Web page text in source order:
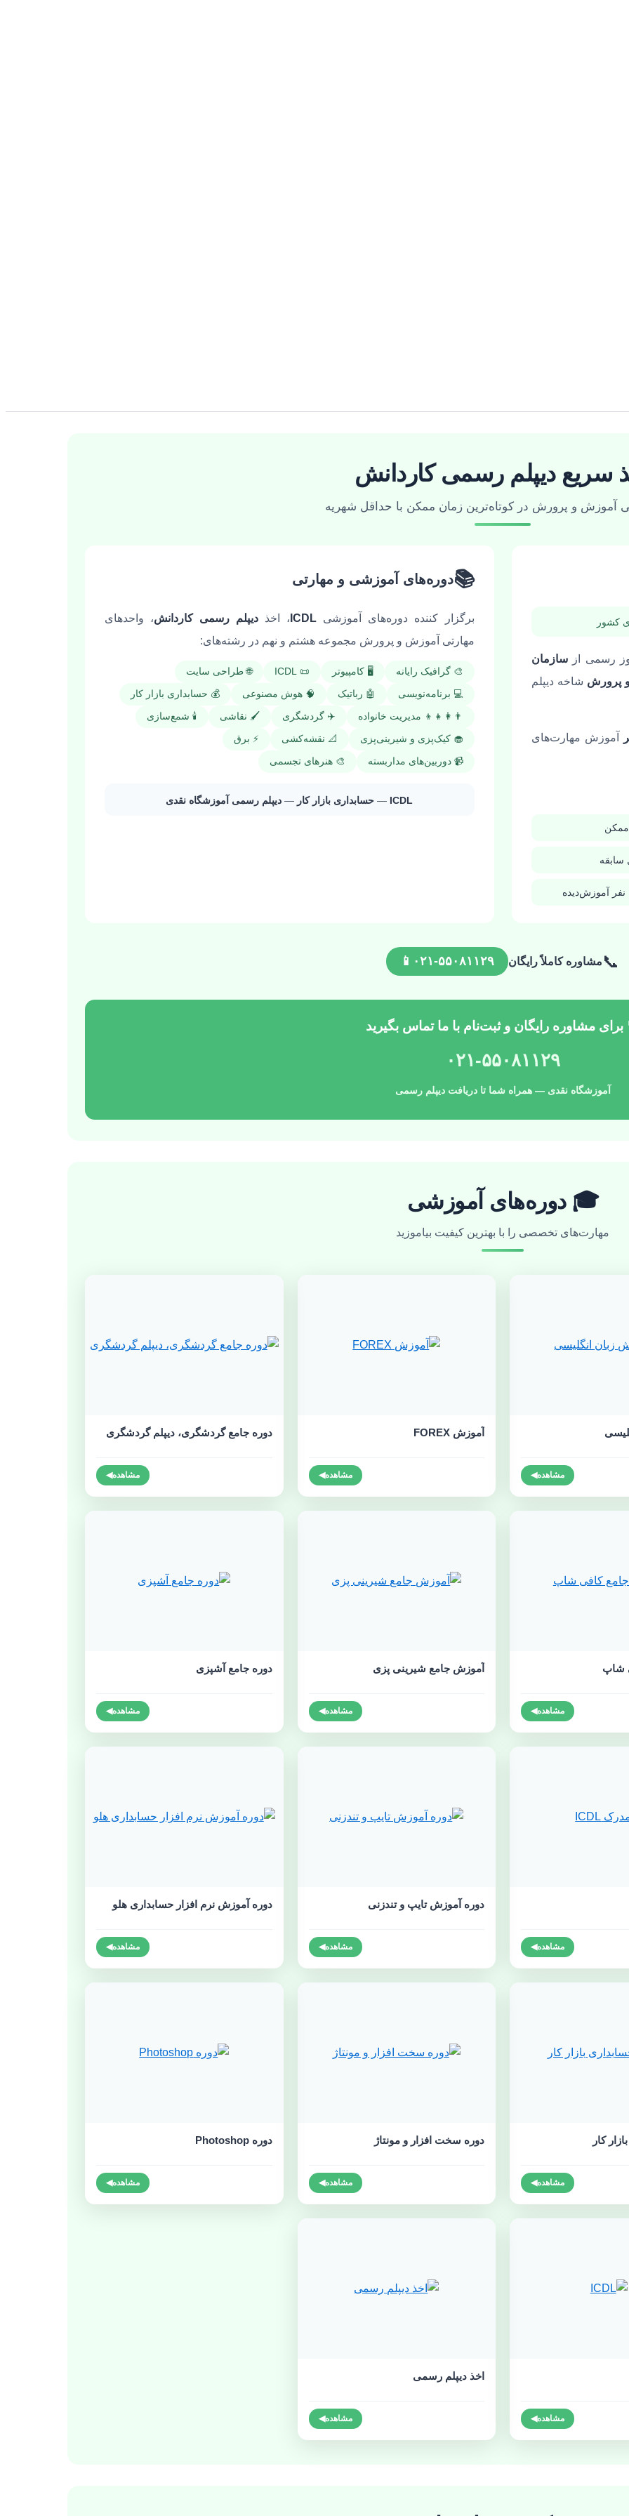
سریع دیپلم رسمی کاردانش
آموزش و پرورش در کوتاه‌ترین زمان ممکن با حداقل شهریه
کشور
رسمی ازسازمان
پرورش شاخه دیپلم
آموزش مهارت‌های
ممکن
📚دوره‌های آموزشی و مهارتی
برگزار کننده دوره‌های آموزشی ICDL ، اخذ دیپلم رسمی کاردانش، واحدهای
مهارتی آموزش و پرورش مجموعه هشتم و نهم در رشته‌های:
🎨 گرافیک رایانه 🖥️ کامپیوتر 📜 ICDL 🌐 طراحی سایت
💻 برنامه‌نویسی 🤖 رباتیک 🧠 هوش مصنوعی 💰 حسابداری بازار کار
👨‍👩‍👧‍👦 مدیریت خانواده ✈️ گردشگری 🖌️ نقاشی 🕯️ شمع‌سازی
🧁 کیک‌پزی و شیرینی‌پزی 📐 نقشه‌کشی ⚡ برق
📹 دوربین‌های مداربسته 🎨 هنرهای تجسمی
ICDL
— حسابداری بازار کار — دیپلم رسمی آموزشگاه نقدی
📞 مشاوره کاملاً رایگان 📱 ۰۲۱-۵۵۰۸۱۱۲۹
برای مشاوره رایگان و ثبت‌نام با ما تماس بگیرید
۰۲۱-۵۵۰۸۱۱۲۹
آموزشگاه نقدی — همراه شما تا دریافت دیپلم رسمی
🎓 دوره‌های آموزشی
مهارت‌های تخصصی را با بهترین کیفیت بیاموزید
مشاهده◀
آموزش FOREX
مشاهده◀
دوره جامع گردشگری، دیپلم گردشگری
مشاهده◀
شاپ
مشاهده◀
آموزش جامع شیرینی پزی
مشاهده◀
دوره جامع آشپزی
مشاهده◀
مشاهده◀
دوره آموزش تایپ و تندزنی
مشاهده◀
دوره آموزش نرم افزار حسابداری هلو
مشاهده◀
کار
مشاهده◀
دوره سخت افزار و مونتاژ
مشاهده◀
دوره Photoshop
مشاهده◀
مشاهده◀
اخذ دیپلم رسمی
مشاهده◀